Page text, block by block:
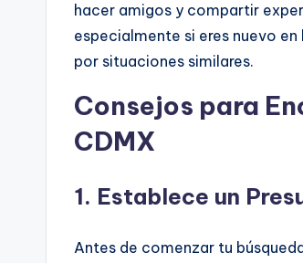
hacer amigos y compartir
especialmente si eres nuevo
por situaciones similares.
Consejos para
CDMX
1. Establece un
Antes de comenzar tu